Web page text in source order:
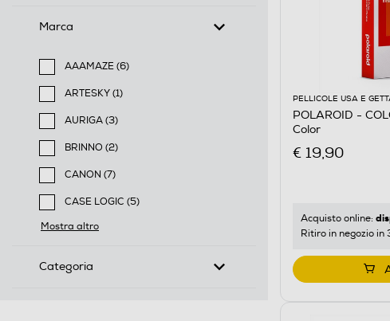
Marca
AAAMAZE (6)
Filtra per Marca: AAAMAZE
ARTESKY (1)
Filtra per Marca: ARTESKY
AURIGA (3)
Filtra per Marca: AURIGA
BRINNO (2)
Filtra per Marca: BRINNO
CANON (7)
Filtra per Marca: CANON
CASE LOGIC (5)
Filtra per Marca: CASE LOGIC
Mostra altro
Categoria
PELLICOLE USA E
POLAROID -
Color
€ 19,90
Acquisto online:
Ritiro in negozio